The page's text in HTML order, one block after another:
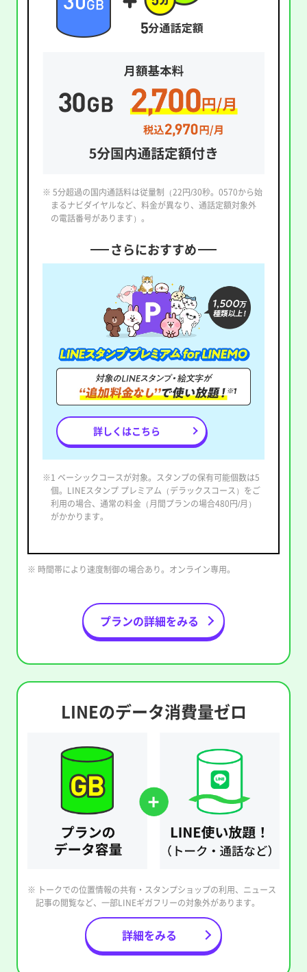
※ 5分超過の国内通話料は従量制（22円/30秒。0570から始
まるナビダイヤルなど、料金が異なり、通話定額対象外
の電話番号があります）。
さらにおすすめ
詳しくはこちら
※1 ベーシックコースが対象。スタンプの保有可能個数は5
個。LINEスタンプ プレミアム（デラックスコース）をご
利用の場合、通常の料金（月間プランの場合480円/月）
がかかります。
※ 時間帯により速度制御の場合あり。オンライン専用。
プランの詳細をみる
LINEのデータ消費量ゼロ
※ トークでの位置情報の共有・スタンプショップの利用、ニュース
記事の閲覧など、一部LINEギガフリーの対象外があります。
詳細をみる